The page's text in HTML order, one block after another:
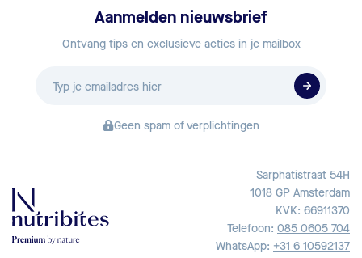
Aanmelden nieuwsbrief
Ontvang tips en exclusieve acties in je mailbox
Geen spam of verplichtingen
Sarphatistraat 54H
1018 GP Amsterdam
KVK: 66911370
Telefoon: 085 0605 704
WhatsApp: +31 6 10592137